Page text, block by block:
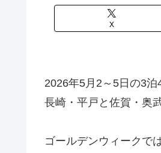
X
2026年5月2～5日の3泊
長崎・平戸と佐賀・奥
ゴールデンウィークで